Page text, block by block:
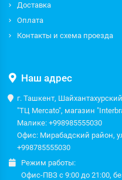
Доставка
Оплата
Контакты и схема проезда
Наш адрес
г. Ташкент,
"ТЦ Mercato", магазин
Малике: +998985555030
Офис: Мирабадский район,
+998785555030
Режим работы:
Офис-ПВЗ с 9:00 до 21:00,